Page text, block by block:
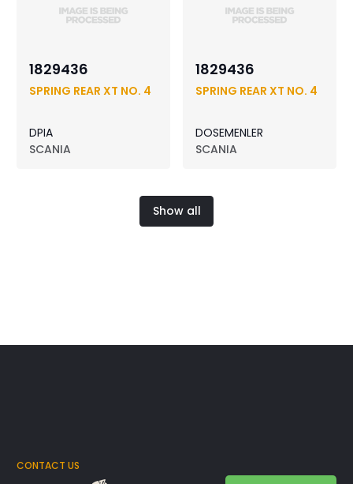
1829436
SPRING REAR XT NO. 4
DPIA
SCANIA
1829436
SPRING REAR XT NO. 4
DOSEMENLER
SCANIA
Show all
CONTACT US